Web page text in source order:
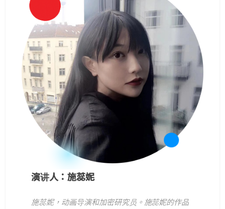
演讲人：施蕊妮
施蕊妮，动画导演和加密研究员。施蕊妮的作品